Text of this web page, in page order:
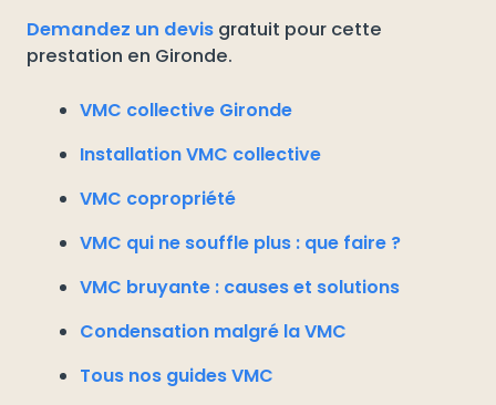
Demandez un devis gratuit pour cette
prestation en Gironde.
VMC collective Gironde
Installation VMC collective
VMC copropriété
VMC qui ne souffle plus : que faire ?
VMC bruyante : causes et solutions
Condensation malgré la VMC
Tous nos guides VMC